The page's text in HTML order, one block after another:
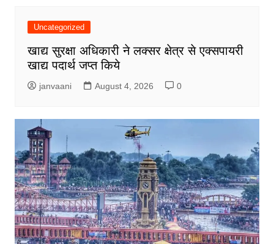
Uncategorized
खाद्य सुरक्षा अधिकारी ने लक्सर क्षेत्र से एक्सपायरी
खाद्य पदार्थ जप्त किये
janvaani August 4, 2026 0